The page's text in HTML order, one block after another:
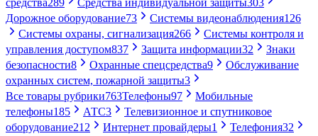
средства289 Средства индивидуальной защиты303
Дорожное оборудование73 Системы видеонаблюдения126
Системы охраны, сигнализация266
Системы контроля и
управления доступом837 Защита информации32
Знаки
безопасности8 Охранные спецсредства9
Обслуживание
охранных систем, пожарной защиты3
Все товары рубрики763Телефоны97
Мобильные
телефоны185 АТС3
Телевизионное и спутниковое
оборудование212 Интернет провайдеры1 Телефония32